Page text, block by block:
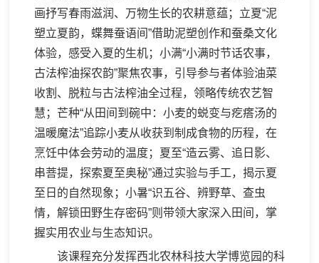
画抒写春雨滋润、万物生长的农耕意蕴；立夏“泥
塑立夏韵，蝶舞蚕语间”借助泥塑创作和蚕桑文化
体验，感受入夏的生机；小满“小满时节话农事，
古法榨油探农韵”聚焦农事，引导参与者体验油菜
收割、脱粒与古法榨油全过程，领略传统农艺智
慧；芒种“从田间到碗中：小麦的蜕变与疙瘩汤的
温暖魔法”追踪小麦从收获到制成食物的历程，在
烹饪中体会劳动的温度；夏至“造云雾、追日影、
串菩提，探索夏至奥秘”通过实验与手工，揭示夏
至日的自然现象；小暑“识五谷、辨野草、查虫
情，解锁田野生存密码”则带领大家深入田间，掌
握实用农业与生态知识。
该课程充分发挥西北农林科技大学博览园的科